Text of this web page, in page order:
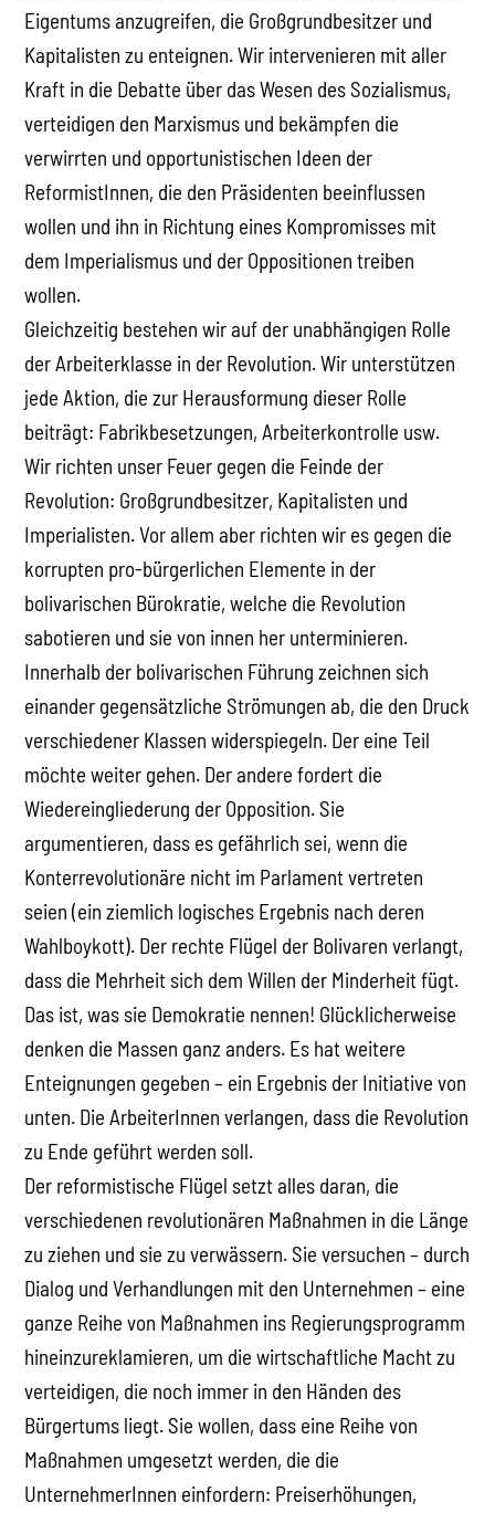
Eigentums anzugreifen, die Großgrundbesitzer und
Kapitalisten zu enteignen. Wir intervenieren mit aller
Kraft in die Debatte über das Wesen des Sozialismus,
verteidigen den Marxismus und bekämpfen die
verwirrten und opportunistischen Ideen der
ReformistInnen, die den Präsidenten beeinflussen
wollen und ihn in Richtung eines Kompromisses mit
dem Imperialismus und der Oppositionen treiben
wollen.
Gleichzeitig bestehen wir auf der unabhängigen Rolle
der Arbeiterklasse in der Revolution. Wir unterstützen
jede Aktion, die zur Herausformung dieser Rolle
beiträgt: Fabrikbesetzungen, Arbeiterkontrolle usw.
Wir richten unser Feuer gegen die Feinde der
Revolution: Großgrundbesitzer, Kapitalisten und
Imperialisten. Vor allem aber richten wir es gegen die
korrupten pro-bürgerlichen Elemente in der
bolivarischen Bürokratie, welche die Revolution
sabotieren und sie von innen her unterminieren.
Innerhalb der bolivarischen Führung zeichnen sich
einander gegensätzliche Strömungen ab, die den Druck
verschiedener Klassen widerspiegeln. Der eine Teil
möchte weiter gehen. Der andere fordert die
Wiedereingliederung der Opposition. Sie
argumentieren, dass es gefährlich sei, wenn die
Konterrevolutionäre nicht im Parlament vertreten
seien (ein ziemlich logisches Ergebnis nach deren
Wahlboykott). Der rechte Flügel der Bolivaren verlangt,
dass die Mehrheit sich dem Willen der Minderheit fügt.
Das ist, was sie Demokratie nennen! Glücklicherweise
denken die Massen ganz anders. Es hat weitere
Enteignungen gegeben – ein Ergebnis der Initiative von
unten. Die ArbeiterInnen verlangen, dass die Revolution
zu Ende geführt werden soll.
Der reformistische Flügel setzt alles daran, die
verschiedenen revolutionären Maßnahmen in die Länge
zu ziehen und sie zu verwässern. Sie versuchen – durch
Dialog und Verhandlungen mit den Unternehmen – eine
ganze Reihe von Maßnahmen ins Regierungsprogramm
hineinzureklamieren, um die wirtschaftliche Macht zu
verteidigen, die noch immer in den Händen des
Bürgertums liegt. Sie wollen, dass eine Reihe von
Maßnahmen umgesetzt werden, die die
UnternehmerInnen einfordern: Preiserhöhungen,